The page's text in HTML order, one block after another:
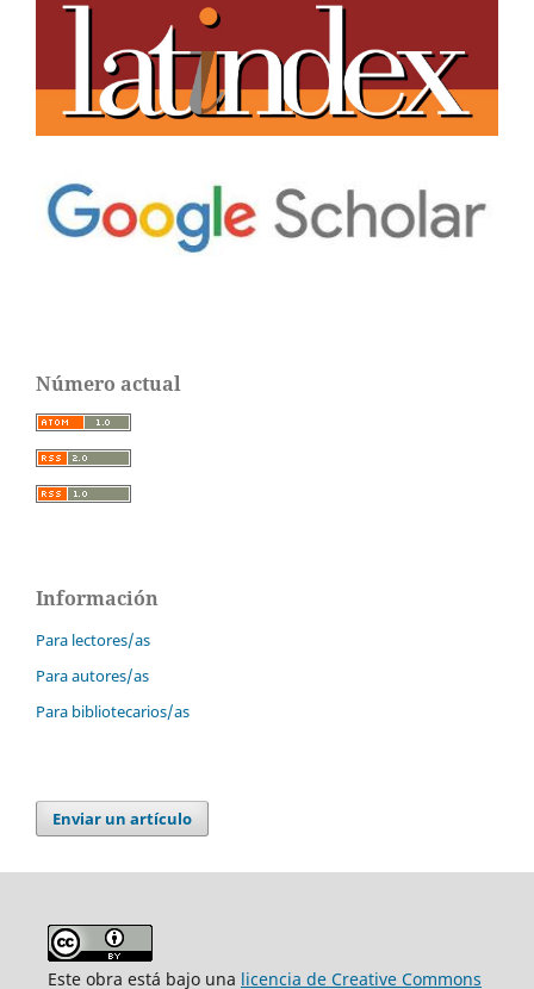
Número actual
Información
Para lectores/as
Para autores/as
Para bibliotecarios/as
Enviar un artículo
Este obra está bajo una licencia de Creative Commons